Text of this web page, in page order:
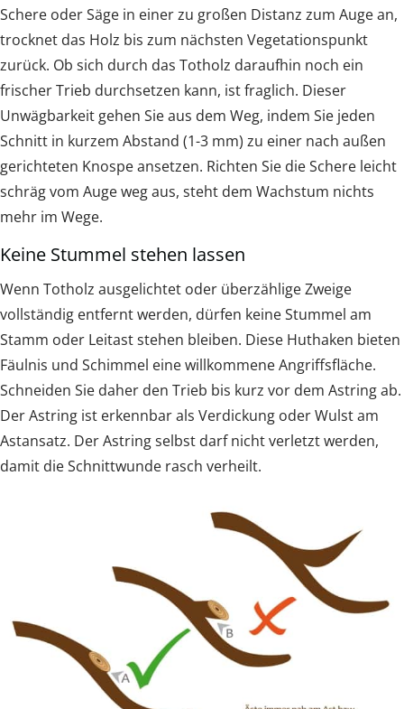
Schere oder Säge in einer zu großen Distanz zum Auge an,
trocknet das Holz bis zum nächsten Vegetationspunkt
zurück. Ob sich durch das Totholz daraufhin noch ein
frischer Trieb durchsetzen kann, ist fraglich. Dieser
Unwägbarkeit gehen Sie aus dem Weg, indem Sie jeden
Schnitt in kurzem Abstand (1-3 mm) zu einer nach außen
gerichteten Knospe ansetzen. Richten Sie die Schere leicht
schräg vom Auge weg aus, steht dem Wachstum nichts
mehr im Wege.
Keine Stummel stehen lassen
Wenn Totholz ausgelichtet oder überzählige Zweige
vollständig entfernt werden, dürfen keine Stummel am
Stamm oder Leitast stehen bleiben. Diese Huthaken bieten
Fäulnis und Schimmel eine willkommene Angriffsfläche.
Schneiden Sie daher den Trieb bis kurz vor dem Astring ab.
Der Astring ist erkennbar als Verdickung oder Wulst am
Astansatz. Der Astring selbst darf nicht verletzt werden,
damit die Schnittwunde rasch verheilt.